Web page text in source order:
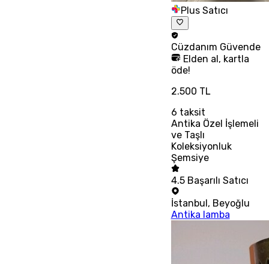
Plus Satıcı
Cüzdanım Güvende
Elden al, kartla
öde!
2.500 TL
6 taksit
Antika Özel İşlemeli
ve Taşlı
Koleksiyonluk
Şemsiye
4.5 Başarılı Satıcı
İstanbul, Beyoğlu
Antika lamba